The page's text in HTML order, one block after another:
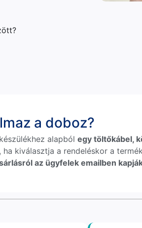
a doboz?
alapbólegy töltőkábel,
ha kiválasztja a rendeléskor a
az ügyfelek emailben